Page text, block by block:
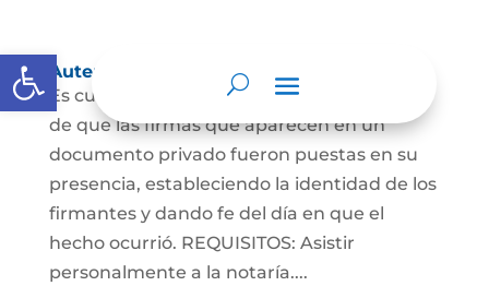
Abrir barra de herramientas
Autenticaciones
Es cuando el notario da testimonio escrito
de que las firmas que aparecen en un
documento privado fueron puestas en su
presencia, estableciendo la identidad de los
firmantes y dando fe del día en que el
hecho ocurrió. REQUISITOS: Asistir
personalmente a la notaría....